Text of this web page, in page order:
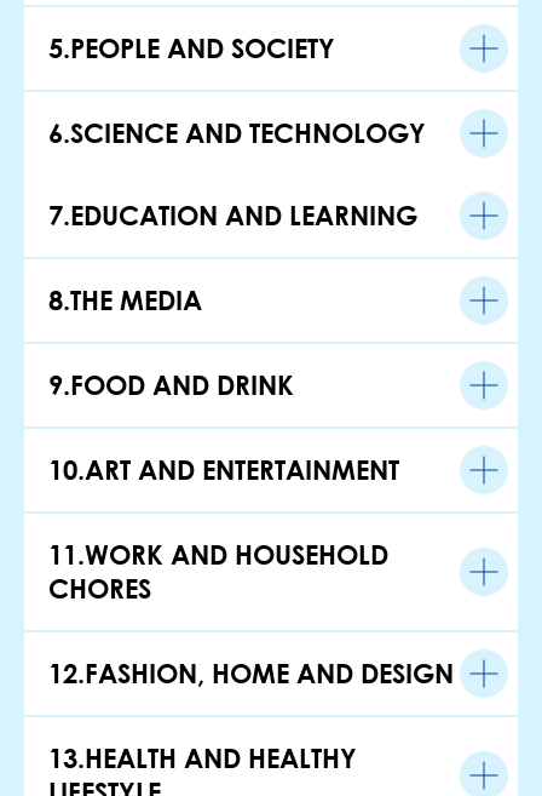
5.PEOPLE AND SOCIETY
6.SCIENCE AND TECHNOLOGY
7.EDUCATION AND LEARNING
8.THE MEDIA
9.FOOD AND DRINK
10.ART AND ENTERTAINMENT
11.WORK AND HOUSEHOLD
CHORES
12.FASHION, HOME AND DESIGN
13.HEALTH AND HEALTHY